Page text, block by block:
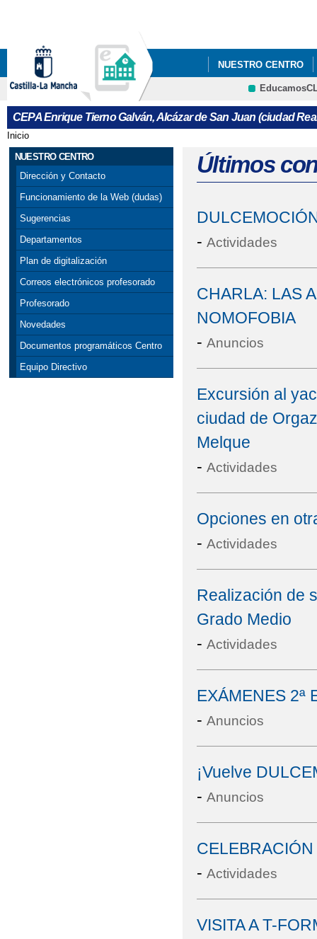
NUESTRO CENTRO
CURSO DE ACCESO
CRFP
CEPA Enrique Tierno Galván, Alcázar de San Juan (ciudad
Se encuentra usted aquí
Inicio
NUESTRO CENTRO
Dirección y Contacto
Funcionamiento de la Web (dudas)
Sugerencias
Departamentos
Plan de digitalización
Correos electrónicos profesorado
Profesorado
Novedades
Documentos programáticos Centro
Equipo Directivo
Últimos
- Actividades
CHARLA: LAS
NOMOFOBIA
- Anuncios
Excursión al
ciudad de
Melque
- Actividades
Opciones en
- Actividades
Realización de
Grado Medio
- Actividades
EXÁMENES 2ª
- Anuncios
¡Vuelve
- Anuncios
- Actividades
VISITA A T-